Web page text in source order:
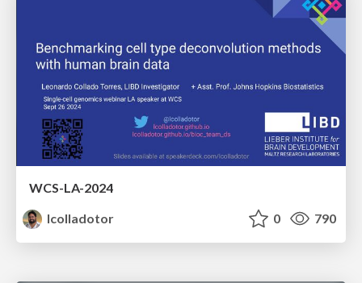
WCS-LA-2024
lcolladotor
0 790